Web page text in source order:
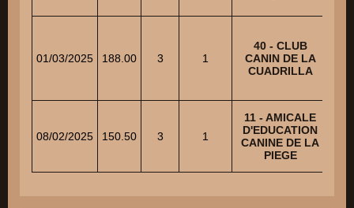
01/03/2025 188.00 3 1
40 - CLUB
CANIN DE LA
CUADRILLA
08/02/2025 150.50 3 1
11 - AMICALE
D'EDUCATION
CANINE DE LA
PIEGE